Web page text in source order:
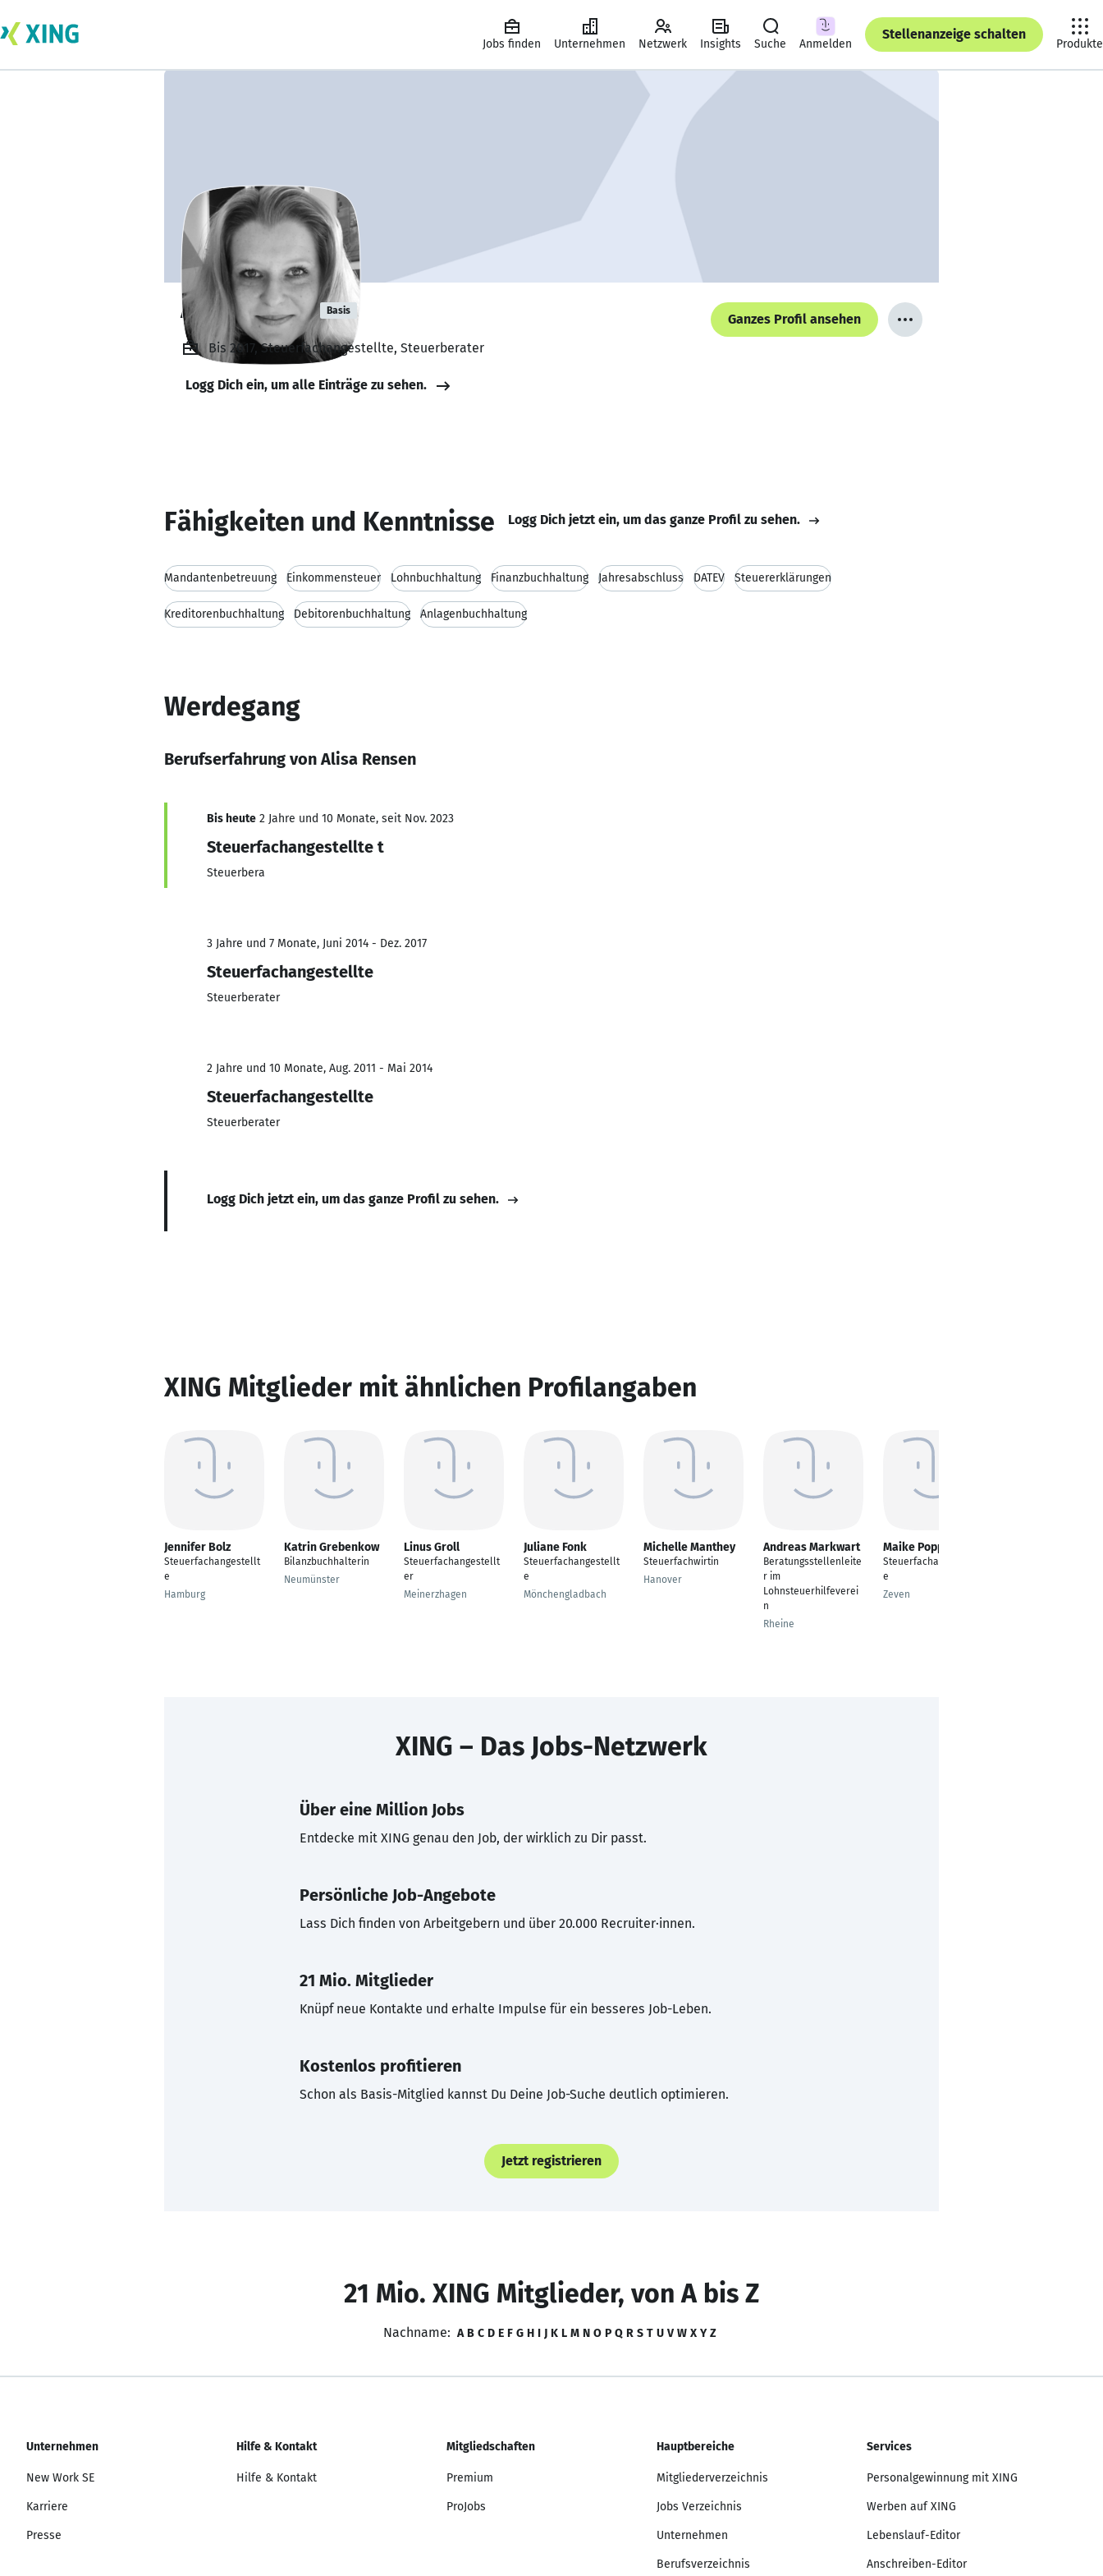
Jobs finden Unternehmen Netzwerk Insights Suche Anmelden
Stellenanzeige schalten
Produkte
Alisa Rensen Basis
Ganzes Profil ansehen
Bis 2017, Steuerfachangestellte, Steuerberater
Logg Dich ein, um alle Einträge zu sehen.
Fähigkeiten und Kenntnisse Logg Dich jetzt ein, um das ganze Profil zu sehen.
Mandantenbetreuung Einkommensteuer Lohnbuchhaltung Finanzbuchhaltung Jahresabschluss DATEV Steuererklärungen
Kreditorenbuchhaltung Debitorenbuchhaltung Anlagenbuchhaltung
Werdegang
Berufserfahrung von Alisa Rensen
Bis heute 2 Jahre und 10 Monate, seit Nov. 2023
Steuerfachangestellte t
Steuerbera
3 Jahre und 7 Monate, Juni 2014 - Dez. 2017
Steuerfachangestellte
Steuerberater
2 Jahre und 10 Monate, Aug. 2011 - Mai 2014
Steuerfachangestellte
Steuerberater
Logg Dich jetzt ein, um das ganze Profil zu sehen.
XING Mitglieder mit ähnlichen Profilangaben
Jennifer Bolz
Steuerfachangestellt
e
Hamburg
Katrin Grebenkow
Bilanzbuchhalterin
Neumünster
Linus Groll
Steuerfachangestellt
er
Meinerzhagen
Juliane Fonk
Steuerfachangestellt
e
Mönchengladbach
Michelle Manthey
Steuerfachwirtin
Hanover
Andreas Markwart
Beratungsstellenleite
r im
Lohnsteuerhilfeverei
n
Rheine
Maike Poppe
Steuerfachangestellt
e
Zeven
XING – Das Jobs-Netzwerk
Über eine Million Jobs
Entdecke mit XING genau den Job, der wirklich zu Dir passt.
Persönliche Job-Angebote
Lass Dich finden von Arbeitgebern und über 20.000 Recruiter·innen.
21 Mio. Mitglieder
Knüpf neue Kontakte und erhalte Impulse für ein besseres Job-Leben.
Kostenlos profitieren
Schon als Basis-Mitglied kannst Du Deine Job-Suche deutlich optimieren.
Jetzt registrieren
21 Mio. XING Mitglieder, von A bis Z
Nachname: A B C D E F G H I J K L M N O P Q R S T U V W X Y Z
Unternehmen
New Work SE
Karriere
Presse
Hilfe & Kontakt
Hilfe & Kontakt
Mitgliedschaften
Premium
ProJobs
Hauptbereiche
Mitgliederverzeichnis
Jobs Verzeichnis
Unternehmen
Berufsverzeichnis
Services
Personalgewinnung mit XING
Werben auf XING
Lebenslauf-Editor
Anschreiben-Editor